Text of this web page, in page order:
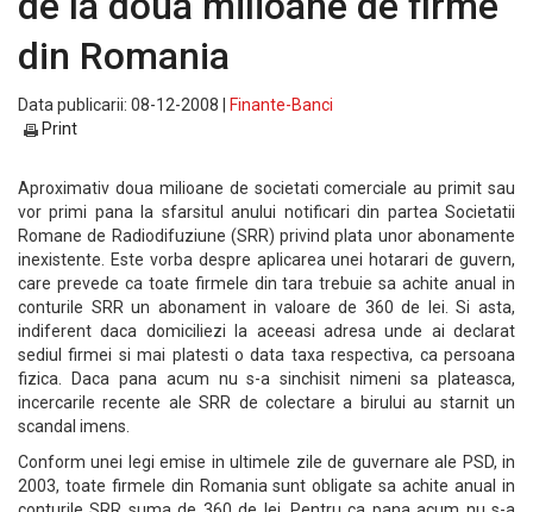
din Romania
Data publicarii: 08-12-2008 |
Finante-Banci
Print
Aproximativ doua milioane de societati comerciale au primit sau
vor primi pana la sfarsitul anului notificari din partea Societatii
Romane de Radiodifuziune (SRR) privind plata unor abonamente
inexistente. Este vorba despre aplicarea unei hotarari de guvern,
care prevede ca toate firmele din tara trebuie sa achite anual in
conturile SRR un abonament in valoare de 360 de lei. Si asta,
indiferent daca domiciliezi la aceeasi adresa unde ai declarat
sediul firmei si mai platesti o data taxa respectiva, ca persoana
fizica. Daca pana acum nu s-a sinchisit nimeni sa plateasca,
incercarile recente ale SRR de colectare a birului au starnit un
scandal imens.
Conform unei legi emise in ultimele zile de guvernare ale PSD, in
2003, toate firmele din Romania sunt obligate sa achite anual in